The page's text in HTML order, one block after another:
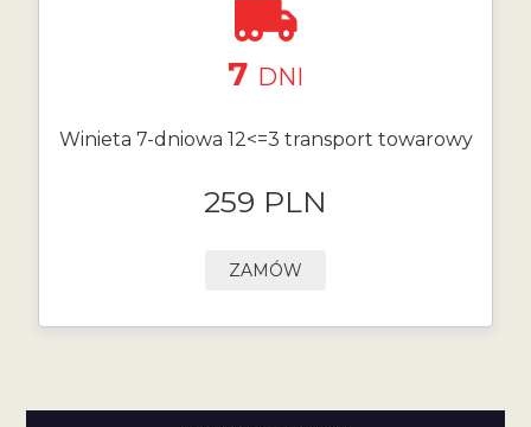
7 DNI
Winieta 7-dniowa 12<=3 transport towarowy
259 PLN
ZAMÓW